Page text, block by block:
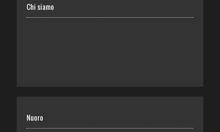
Chi siamo
Nuoro